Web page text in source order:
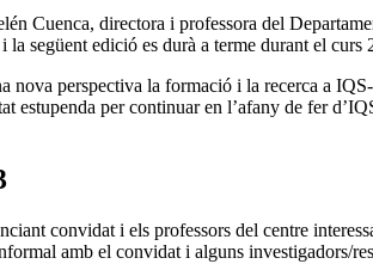
Cuenca, directora i professora del
següent edició es durà a terme durant el
nova perspectiva la formació i la recerca a
estupenda per continuar en l’afany de fer
convidat i els professors del centre
amb el convidat i alguns investigadors/